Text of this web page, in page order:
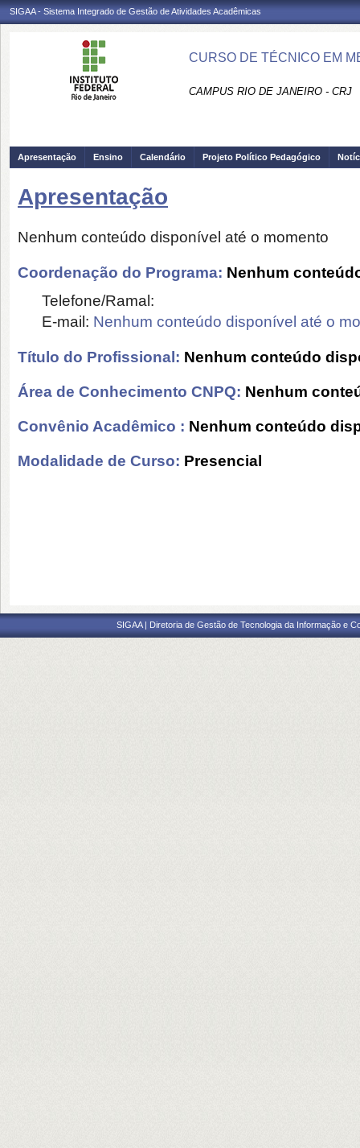
SIGAA - Sistema Integrado de Gestão de Atividades Acadêmicas
CURSO DE TÉCNICO EM
CAMPUS RIO DE JANEIRO - CRJ
Apresentação Ensino Calendário Projeto Político Pedagógico
Apresentação
Nenhum conteúdo disponível até o momento
Coordenação do Programa: Nenhum
Telefone/Ramal:
E-mail: Nenhum conteúdo disponível até o
Título do Profissional: Nenhum conteúdo
Área de Conhecimento CNPQ: Nenhum
Convênio Acadêmico : Nenhum conteúdo
Modalidade de Curso: Presencial
SIGAA | Diretoria de Gestão de Tecnologia da Informação e